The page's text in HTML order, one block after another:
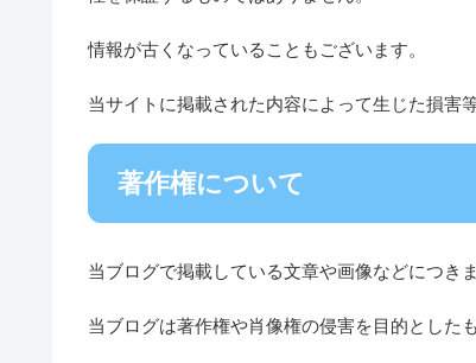
情報が古くなっていることもございます。
当サイトに掲載された内容によって生じた損害
著作権について
当ブログで掲載している文章や画像などにつき
当ブログは著作権や肖像権の侵害を目的とした